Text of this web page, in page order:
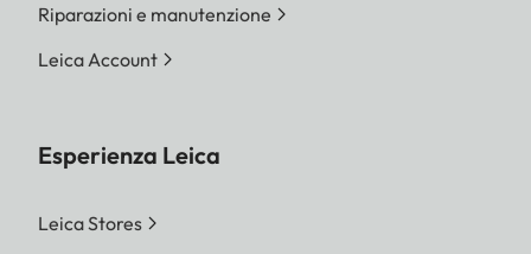
Riparazioni e manutenzione
Leica Account
Esperienza Leica
Leica Stores